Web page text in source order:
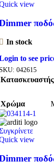
view
In stock
to see
042615
Κατασκευαστής
Χρώμα
view